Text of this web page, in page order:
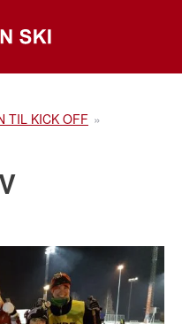
TIL KICK OFF »